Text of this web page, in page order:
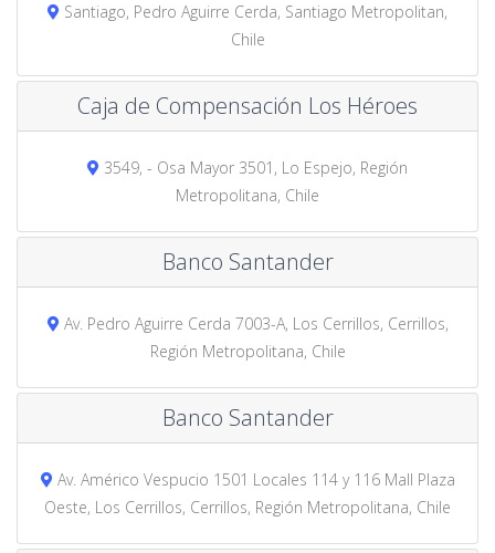
Santiago, Pedro Aguirre Cerda, Santiago Metropolitan,
Chile
Caja de Compensación Los Héroes
3549, - Osa Mayor 3501, Lo Espejo, Región
Metropolitana, Chile
Banco Santander
Av. Pedro Aguirre Cerda 7003-A, Los Cerrillos, Cerrillos,
Región Metropolitana, Chile
Banco Santander
Av. Américo Vespucio 1501 Locales 114 y 116 Mall Plaza
Oeste, Los Cerrillos, Cerrillos, Región Metropolitana, Chile